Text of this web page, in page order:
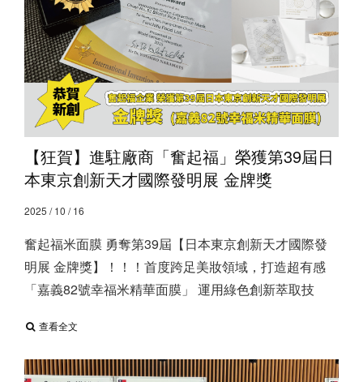
【狂賀】進駐廠商「奮起福」榮獲第39屆日
本東京創新天才國際發明展 金牌獎
2025 / 10 / 16
奮起福米面膜 勇奪第39屆【日本東京創新天才國際發
明展 金牌獎】！！！ ​ 首度跨足美妝領域，打造超有感
「嘉義82號幸福米精華面膜」 運用綠色創新萃取技
查看全文